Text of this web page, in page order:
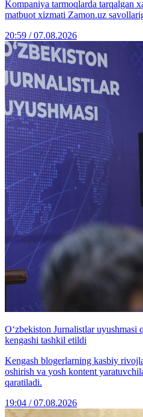
Kompaniya tarmoqlarda tarqalgan
matbuot xizmati Zamon.uz
20:59 / 07.08.2026
O‘zbekiston Jurnalistlar
kengashi tashkil etildi
Kengash blogerlarning kasbiy
oshirish va yosh kontent
qaratiladi.
19:04 / 07.08.2026